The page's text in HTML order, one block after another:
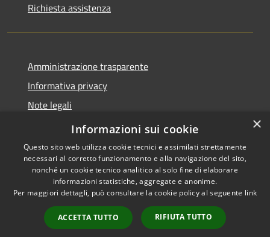
Richiesta assistenza
Amministrazione trasparente
Informativa privacy
Note legali
Dichiarazione di accessibilità
Accessibilità
Copyright © 2026 • Comune di
Carassai • Powered by
Municipium•
Accesso
redazione
×
Informazioni sui cookie
Questo sito web utilizza cookie tecnici e assimilati strettamente
necessari al corretto funzionamento e alla navigazione del sito,
nonché un cookie tecnico analitico al solo fine di elaborare
informazioni statistiche, aggregate e anonime.
Per maggiori dettagli, può consultare la cookie policy al seguente link
ACCETTA TUTTO RIFIUTA TUTTO